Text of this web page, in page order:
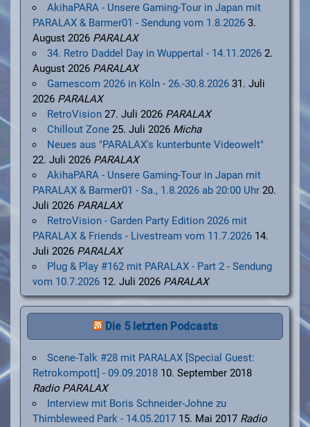
AkihaPARA - Unsere Gaming-Tour in Japan mit
PARALAX & Barmer01 - Sendung vom 1.8.2026 3.
August 2026 PARALAX
34. Retro Daddel Day in Wuppertal - 14.11.2026 2.
August 2026 PARALAX
Gamescom 2026 in Köln - 26.-30.8.2026 31. Juli
2026 PARALAX
RetroVision 27. Juli 2026 PARALAX
Chillout Zone 25. Juli 2026 Micha
Neues aus "PARALAX's kunterbunte Videowelt"
22. Juli 2026 PARALAX
AkihaPARA - Unsere Gaming-Tour in Japan mit
PARALAX & Barmer01 - Sa., 1.8.2026 ab 20:00 Uhr 20.
Juli 2026 PARALAX
RetroVision - Garden Party Edition 2026 mit
PARALAX & Friends - Livestream vom 11.7.2026 14.
Juli 2026 PARALAX
Plug & Play #162 mit PARALAX - Part 2 - Sendung
vom 10.7.2026 12. Juli 2026 PARALAX
Die 5 letzten Podcasts
Scene-Talk #28 mit PARALAX [Special Guest:
Retrokompott] - 09.09.2018 10. September 2018
Radio PARALAX
Interview mit Boris Schneider-Johne zu
Thimbleweed Park - 14.05.2017 15. Mai 2017 Radio